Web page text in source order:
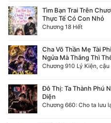
Tìm Bạn Trai Trên
Thực Tế Có Con Nhỏ
Chương 18 Hết
Cha Võ Thần Mẹ Tài
Ngửa Mà Thắng Thì
Đô Thị: Ta Thành Phú
Diện
Chương 660: Cho ta lưu